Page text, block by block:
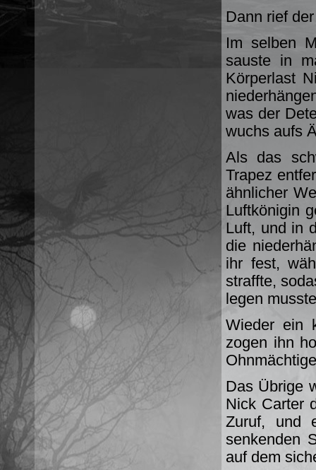
Dann rief
Im selben
sauste in
Körperlast
was der
wuchs aufs
Als das
Trapez
ähnlicher
Luftkönigin
Luft, und in
die
ihr fest,
straffte,
legen
Wieder ein
zogen ihn
Das Übrige
Nick Carter
Zuruf, und
senkenden
auf dem